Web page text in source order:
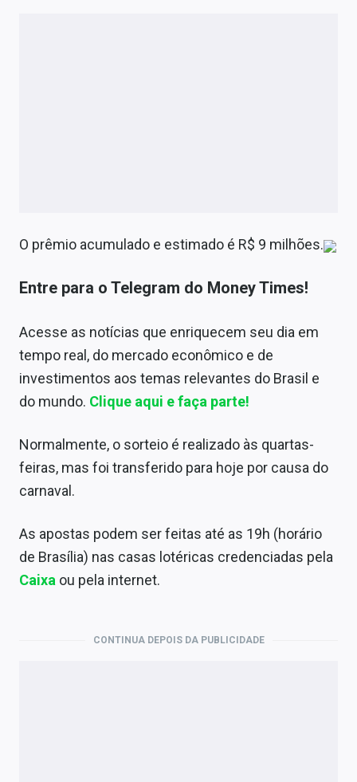
Sobre
Expediente
Contato
O prêmio acumulado e estimado é R$ 9 milhões.
Entre para o Telegram do Money Times!
Acesse as notícias que enriquecem seu dia em
tempo real, do mercado econômico e de
investimentos aos temas relevantes do Brasil e
do mundo. Clique aqui e faça parte!
Normalmente, o sorteio é realizado às quartas-
feiras, mas foi transferido para hoje por causa do
carnaval.
As apostas podem ser feitas até as 19h (horário
de Brasília) nas casas lotéricas credenciadas pela
Caixa ou pela internet.
CONTINUA DEPOIS DA PUBLICIDADE